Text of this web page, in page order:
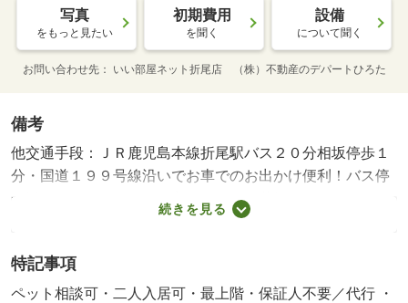
写真
をもっと見たい
初期費用
を聞く
設備
について聞く
お問い合わせ先 いい部屋ネット折尾店 （株）不動産のデパートひろた
備考
他交通手段：ＪＲ鹿児島本線折尾駅バス２０分相坂停歩１
分・国道１９９号線沿いでお車でのお出かけ便利！バス停
が近くて駅へのアクセス良好！イオン若松やスーパーやコ
ンビニ等も近くて便利な住環境！ペット飼育可、ネット無
輪場：空なし・仲介手数料：５８，３００円
続きを見る
特記事項
ペット相談可・二人入居可・最上階・保証人不要／代行 ・